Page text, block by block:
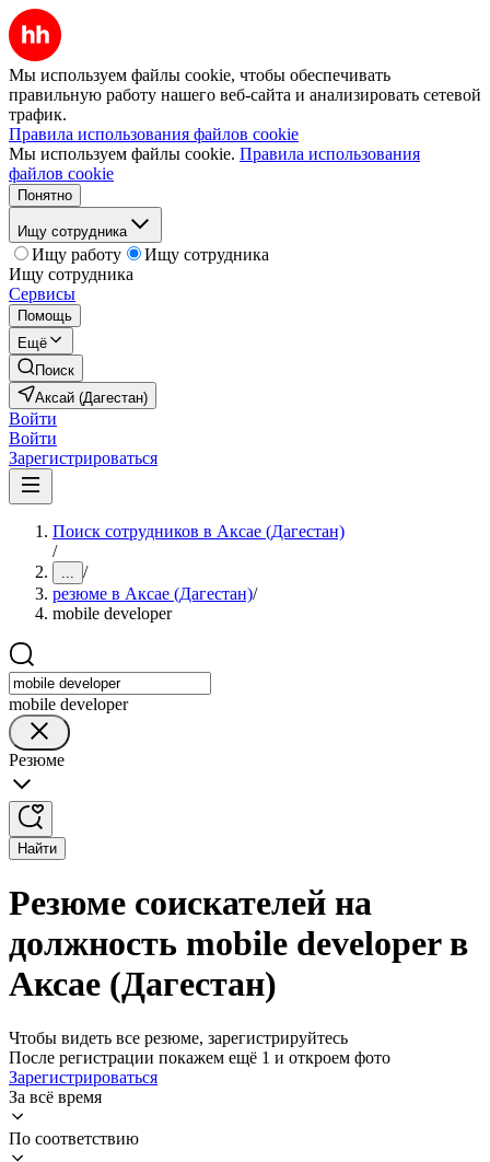
Мы используем файлы cookie, чтобы обеспечивать
правильную работу нашего веб-сайта и анализировать сетевой
трафик.
Правила использования файлов cookie
Мы используем файлы cookie. Правила использования
файлов cookie
Понятно
Ищу сотрудника
Ищу работу
Ищу сотрудника
Ищу сотрудника
Сервисы
Помощь
Ещё
Поиск
Аксай (Дагестан)
Войти
Войти
Зарегистрироваться
Поиск сотрудников в Аксае (Дагестан)
/
... /
резюме в Аксае (Дагестан)/
mobile developer
mobile developer
Резюме
Найти
Резюме соискателей на
должность mobile developer в
Аксае (Дагестан)
Чтобы видеть все резюме, зарегистрируйтесь
После регистрации покажем ещё 1 и откроем фото
Зарегистрироваться
За всё время
По соответствию